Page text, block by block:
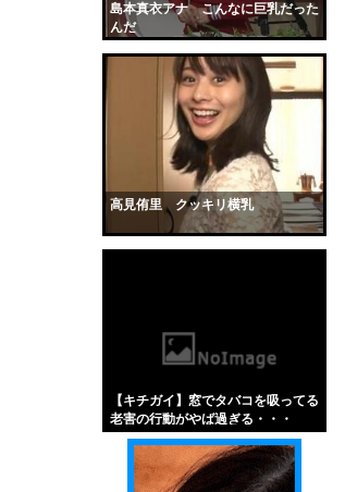
島本真衣アナ こんなに巨乳だった
んだ
高見侑里 クッキリ横乳
【キチガイ】窓でタバコを吸ってる
老害の行動がやば過ぎる・・・